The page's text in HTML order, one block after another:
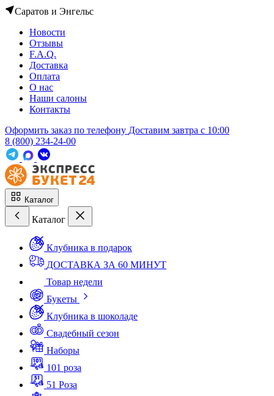
Саратов и Энгельс
Новости
Отзывы
F.A.Q.
Доставка
Оплата
О нас
Наши салоны
Контакты
Оформить заказ по телефону Доставим завтра c 10:00
8 (800) 234-24-00
Каталог
Каталог
Клубника в подарок
ДОСТАВКА ЗА 60 МИНУТ
Товар недели
Букеты
Клубника в шоколаде
Свадебный сезон
Наборы
101 роза
51 Роза